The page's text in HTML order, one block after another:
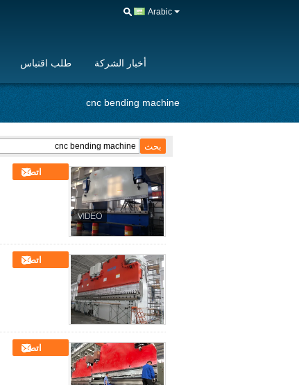
Arabic
طلب اقتباس أخبار الشركة
cnc bending machine
اتصل
اتصل
اتصل